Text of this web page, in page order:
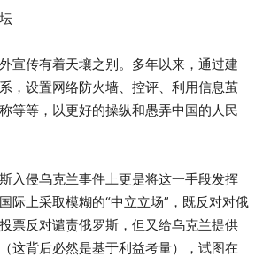
宣传有着天壤之别。多年以来，通过建
，设置网络防火墙、控评、利用信息茧
等等，以更好的操纵和愚弄中国的人民
入侵乌克兰事件上更是将这一手段发挥
际上采取模糊的“中立立场”，既反对对俄
票反对谴责俄罗斯，但又给乌克兰提供
这背后必然是基于利益考量），试图在